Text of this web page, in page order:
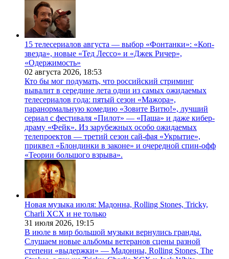
15 телесериалов августа — выбор «Фонтанки»: «Коп-
звезда», новые «Тед Лессо» и «Джек Ричер»,
«Одержимость»
02 августа 2026, 18:53
Кто бы мог подумать, что российский стриминг
вывалит в середине лета одни из самых ожидаемых
телесериалов года: пятый сезон «Мажора»,
паранормальную комедию «Зовите Витю!», лучший
сериал с фестиваля «Пилот» — «Паша» и даже кибер-
драму «Фейк». Из зарубежных особо ожидаемых
телепроектов — третий сезон сай-фая «Укрытие»,
приквел «Блондинки в законе» и очередной спин-офф
«Теории большого взрыва».
Новая музыка июля: Мадонна, Rolling Stones, Tricky,
Charli XCX и не только
31 июля 2026, 19:15
В июле в мир большой музыки вернулись гранды.
Слушаем новые альбомы ветеранов сцены разной
степени «выдержки» — Мадонны, Rolling Stones, The